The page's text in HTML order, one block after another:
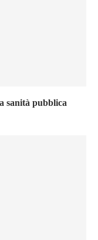
sanità pubblica